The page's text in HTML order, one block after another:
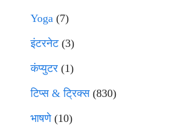
Yoga (7)
इंटरनेट(3)
कंप्युटर (1)
टिप्स & ट्रिक्स(830)
भाषणे(10)